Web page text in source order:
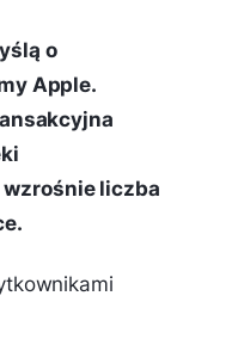
o
Apple.
liczba